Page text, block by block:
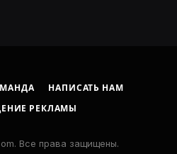
НАПИСАТЬ НАМ
РЕКЛАМЫ
Все права защищены.